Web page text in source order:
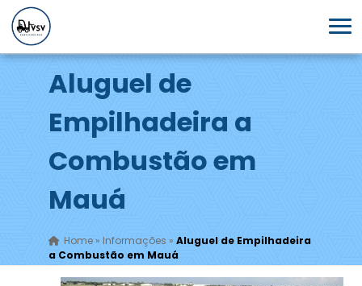
Aluguel de
Empilhadeira a
Combustão em
Mauá
Home» Informações » Aluguel de Empilhadeira
a Combustão em Mauá